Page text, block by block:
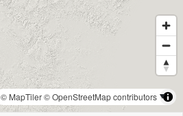
© MapTiler© OpenStreetMap contributors